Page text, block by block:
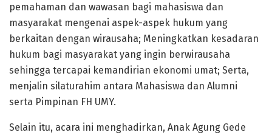
pemahaman dan wawasan bagi mahasiswa dan
masyarakat mengenai aspek-aspek hukum yang
berkaitan dengan wirausaha; Meningkatkan kesadaran
hukum bagi masyarakat yang ingin berwirausaha
sehingga tercapai kemandirian ekonomi umat; Serta,
menjalin silaturahim antara Mahasiswa dan Alumni
serta Pimpinan FH UMY.
Selain itu, acara ini menghadirkan, Anak Agung Gede